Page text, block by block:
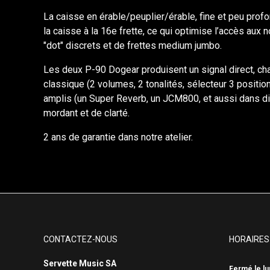
La caisse en érable/peuplier/érable, fine et peu
la caisse à la 16e frette, ce qui optimise l’accès aux
"dot" discrets et de frettes medium jumbo.
Les deux P-90 Dogear produisent un signal direct,
classique (2 volumes, 2 tonalités, sélecteur 3
amplis (un Super Reverb, un JCM800, et aussi dans
mordant et de clarté.
2 ans de garantie dans notre atelier.
CONTACTEZ-NOUS
Servette Music SA
HORAIRES